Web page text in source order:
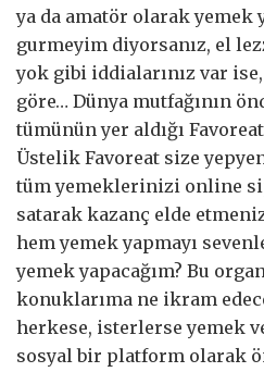
ya da amatör olarak yemek
gurmeyim diyorsanız, el
yok gibi iddialarınız var
göre… Dünya mutfağının
tümünün yer aldığı
Üstelik Favoreat size
tüm yemeklerinizi online
satarak kazanç elde
hem yemek yapmayı
yemek yapacağım? Bu
konuklarıma ne ikram
herkese, isterlerse yemek
sosyal bir platform olarak